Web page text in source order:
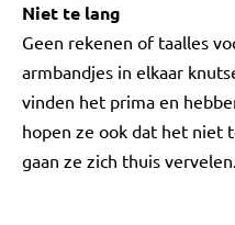
Niet te lang
Geen rekenen of taalles
armbandjes in elkaar
vinden het prima en
hopen ze ook dat het niet
gaan ze zich thuis vervelen.